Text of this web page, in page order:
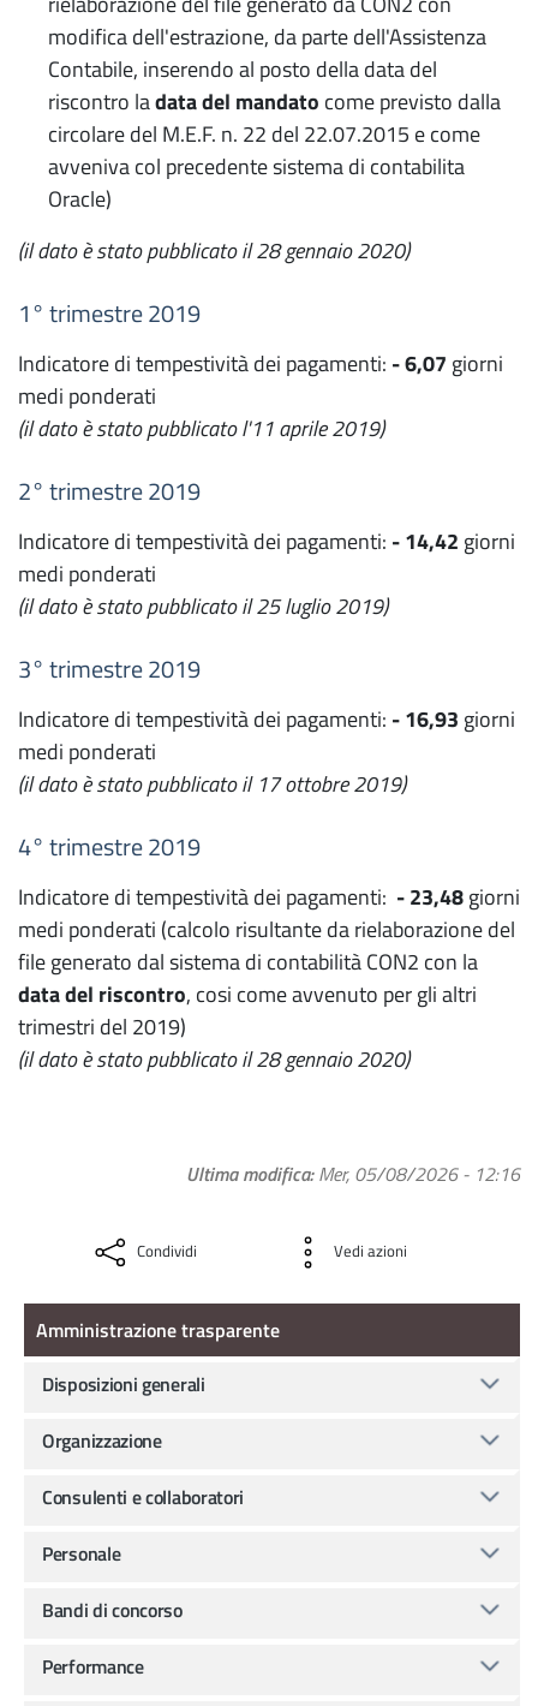
modifica dell'estrazione, da parte dell'Assistenza
Contabile, inserendo al posto della data del
riscontro ladata del mandato come previsto dalla
circolare del M.E.F. n. 22 del 22.07.2015 e come
avveniva col precedente sistema di contabilita
Oracle)
(il dato è stato pubblicato il 28 gennaio 2020)
1° trimestre 2019
Indicatore di tempestività dei pagamenti: - 6,07 giorni
medi ponderati
(il dato è stato pubblicato l'11 aprile 2019)
2° trimestre 2019
Indicatore di tempestività dei pagamenti: - 14,42 giorni
medi ponderati
(il dato è stato pubblicato il 25 luglio 2019)
3° trimestre 2019
Indicatore di tempestività dei pagamenti: -16,93 giorni
medi ponderati
(il dato è stato pubblicato il 17 ottobre 2019)
4° trimestre 2019
Indicatore di tempestività dei pagamenti: - 23,48giorni
medi ponderati (calcolo risultante da rielaborazione del
file generato dal sistema di contabilità CON2 con la
data del riscontro, cosi come avvenuto per gli altri
trimestri del 2019)
(il dato è stato pubblicato il 28 gennaio 2020)
Ultima modifica Mer, 05/08/2026 - 12:16
Condividi Vedi azioni
Amministrazione Trasparente
Amministrazione trasparente
Disposizioni generali
Organizzazione
Consulenti e collaboratori
Personale
Bandi di concorso
Performance